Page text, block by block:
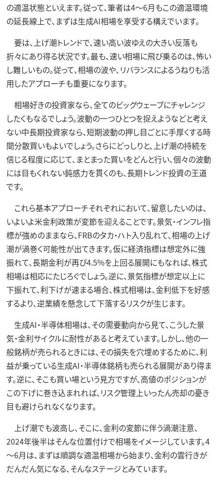
の適温状態といえます。従って、筆者は4～6月もこの適温環境
の延長線上で、まずは生成AI相場を享受する構えでいます。
要は、上げ潮トレンドで、速い高い波ゆえの大きい反落も
折々にあり得る状況です。最も、速い相場に飛び乗るのは、怖い
し難しいもの。従って、相場の波や、リバランスによるうねりも活
用したアプローチも重要になります。
相場好きの投資家なら、全てのビッグウェーブにチャレンジ
したくもなるでしょう。波動の一つひとつを捉えようなどと考え
ない中長期投資家なら、短期波動の押し目ごとに手厚くする時
間分散買いもよいでしょう。さらにどっしりと、上げ潮の持続を
信じる程度に応じて、まとまった買いをどんと行い、個々の波動
には目もくれない鈍感力を貫くのも、長期トレンド投資の王道
です。
これら基本アプローチそれぞれにおいて、留意したいのは、
いよいよ米金利政策が変節を迎えることです。景気・インフレ指
標が強めのままなら、FRBのタカ・ハト入り乱れて、相場の上げ
潮が渦巻く可能性が出てきます。仮に経済指標は想定外に強
振れて、長期金利が再び4.5%を上回る展開にもなれば、株式
相場は相応にたじろぐでしょう。逆に、景気指標が想定以上に
下振れて、利下げが速まる場合、株式相場は、金利低下を好感
するより、逆業績を懸念して下落するリスクが生じます。
生成AI・半導体相場は、その需要動向から見て、こうした景
気・金利サイクルに耐性があると考えています。しかし、他の一
般銘柄が売られるときには、その損失を穴埋めするために、利
益が乗っている生成AI・半導体銘柄も売られる展開があり得ま
す。逆に、そこも買い場という見方ですが、高値のポジションが
この下げに巻き込まれれば、リスク管理上いったん売却の憂き
目も避けられなくなります。
上げ潮でも波高し、そこに、金利の変節に伴う渦潮注意、
2024年後半はそんな位置付けで相場をイメージしています。4
～6月は、まずは順調な適温相場から始まり、金利の雲行きが
だんだん気になる、そんなステージとみています。